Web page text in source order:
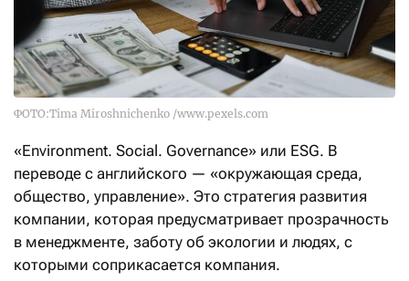
ФОТО:Tima Miroshnichenko /www.pexels.com
«Environment. Social. Governance» или ESG. В
переводе с английского — «окружающая среда,
общество, управление». Это стратегия развития
компании, которая предусматривает прозрачность
в менеджменте, заботу об экологии и людях, с
которыми соприкасается компания.